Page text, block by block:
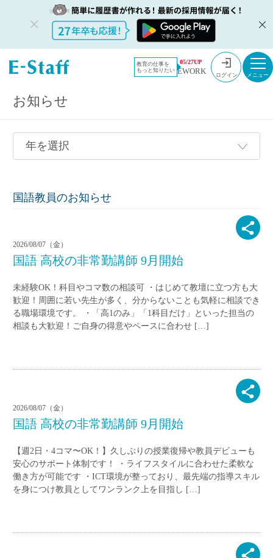
教育の仕事を
もっと知りたい
05/27UP
EWORK ログイン
教員採用情報のイー・スタッフ TOP 採用情報
お知らせ
国語教員のお知らせ
2026/08/07（金）
国語 高校の非常勤講師 9月開始
未経験OK！科目やコマ数の相談可 ・はじめて教壇に立つ方も大
歓迎！周囲に若い先生が多く、分からないことも気軽に相談でき
る職場環境です。 ・「高1のみ」「1科目だけ」といった担当の
相談も大歓迎！ご自身の得意やペースに合わせ […]
2026/08/07（金）
国語 高校の非常勤講師 9月開始
【週2日・4コマ〜OK！】久しぶりの授業復帰や教員デビューも
安心のサポート体制です！ ・ライフスタイルに合わせた柔軟な
働き方が可能です ・ICT環境が整っており、最先端の指導スキル
を身につけ教員としてワンランク上を目指し […]